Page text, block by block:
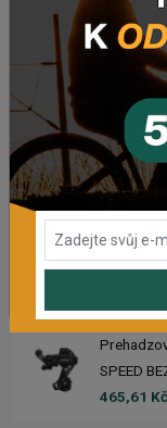
Sedlo
2
981,59
SPEED
465,61 Kč